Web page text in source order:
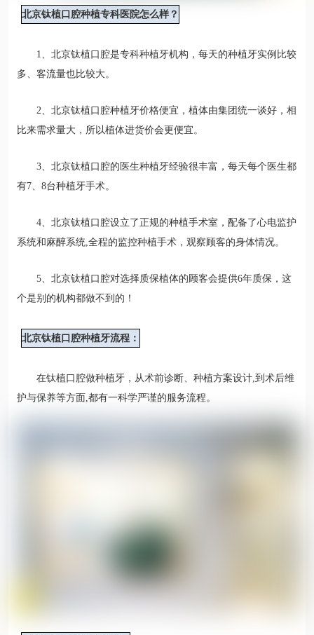
北京钛植口腔种植专科医院怎么样？
1、北京钛植口腔是专科种植牙机构，每天的种植牙实例比较
多、客流量也比较大。
2、北京钛植口腔种植牙价格便宜，植体由集团统一谈好，相
比来需求量大，所以植体进货价会更便宜。
3、北京钛植口腔的医生种植牙经验很丰富，每天每个医生都
有7、8台种植牙手术。
4、北京钛植口腔设立了正规的种植手术室，配备了心电监护
系统和麻醉系统,全程的监控种植手术，观察顾客的身体情况。
5、北京钛植口腔对选择质保植体的顾客会提供6年质保，这
个是别的机构都做不到的！
北京钛植口腔种植牙流程：
在钛植口腔做种植牙，从术前诊断、种植方案设计,到术后维
护与保养等方面,都有一科学严谨的服务流程。